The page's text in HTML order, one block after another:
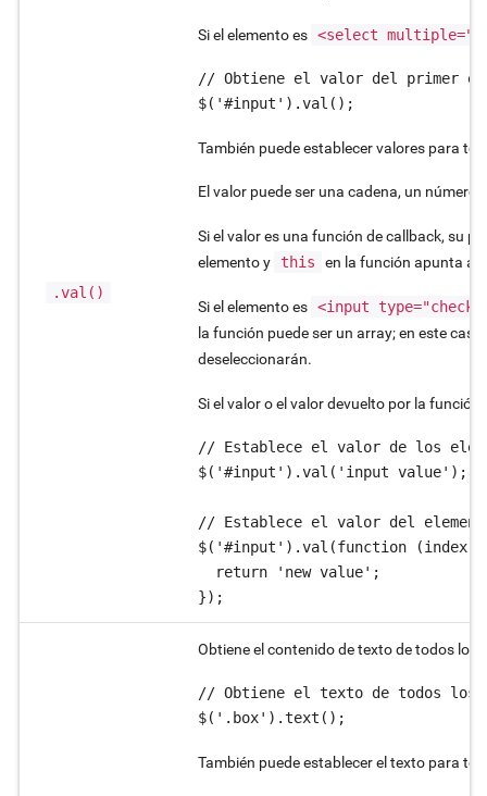
.val()
Si el elemento es <select
// Obtiene el valor del primer
$('#input').val();
También puede establecer valores para
El valor puede ser una cadena, un
Si el valor es una función de callback, su
elemento y this en la función apunta al
Si el elemento es <input
la función puede ser un array; en este
deseleccionarán.
Si el valor o el valor devuelto por la función
// Establece el valor de los
$('#input').val('input value');
// Establece el valor del
$('#input').val(function (index,
  return 'new value';
Obtiene el contenido de texto de todos los
// Obtiene el texto de todos los
$('.box').text();
También puede establecer el texto para